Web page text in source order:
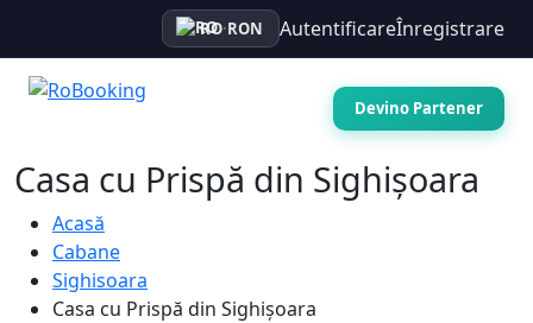
RO·RON AutentificareÎnregistrare
Devino Partener
Casa cu Prispă din Sighișoara
Acasă
Cabane
Sighisoara
Casa cu Prispă din Sighișoara